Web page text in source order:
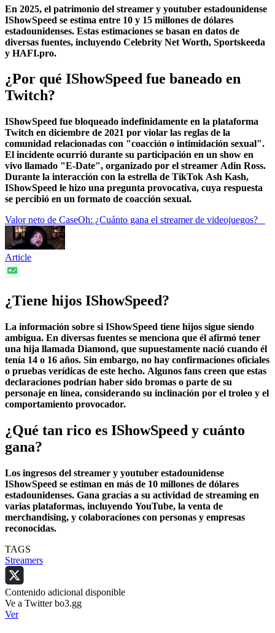
En 2025, el patrimonio del streamer y youtuber estadounidense
IShowSpeed se estima entre 10 y 15 millones de dólares
estadounidenses. Estas estimaciones se basan en datos de
diversas fuentes, incluyendo Celebrity Net Worth, Sportskeeda
y HAFI.pro.
¿Por qué IShowSpeed fue baneado en
Twitch?
IShowSpeed fue bloqueado indefinidamente en la plataforma
Twitch en diciembre de 2021 por violar las reglas de la
comunidad relacionadas con "coacción o intimidación sexual".
El incidente ocurrió durante su participación en un show en
vivo llamado "E-Date", organizado por el streamer Adin Ross.
Durante la interacción con la estrella de TikTok Ash Kash,
IShowSpeed le hizo una pregunta provocativa, cuya respuesta
se percibió en un formato de coacción sexual.
Valor neto de CaseOh: ¿Cuánto gana el streamer de videojuegos?
Article
¿Tiene hijos IShowSpeed?
La información sobre si IShowSpeed tiene hijos sigue siendo
ambigua. En diversas fuentes se menciona que él afirmó tener
una hija llamada Diamond, que supuestamente nació cuando él
tenía 14 o 16 años. Sin embargo, no hay confirmaciones oficiales
o pruebas verídicas de este hecho. Algunos fans creen que estas
declaraciones podrían haber sido bromas o parte de su
personaje en línea, considerando su inclinación por el troleo y el
comportamiento provocador.
¿Qué tan rico es IShowSpeed y cuánto
gana?
Los ingresos del streamer y youtuber estadounidense
IShowSpeed se estiman en más de 10 millones de dólares
estadounidenses. Gana gracias a su actividad de streaming en
varias plataformas, incluyendo YouTube, la venta de
merchandising, y colaboraciones con personas y empresas
reconocidas.
TAGS
Streamers
Contenido adicional disponible
Ve a Twitter bo3.gg
Ver